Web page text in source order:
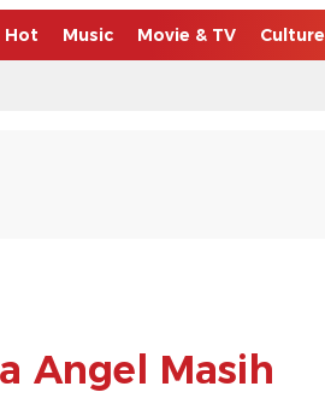
Hot Music Movie & TV Culture
Angel Masih